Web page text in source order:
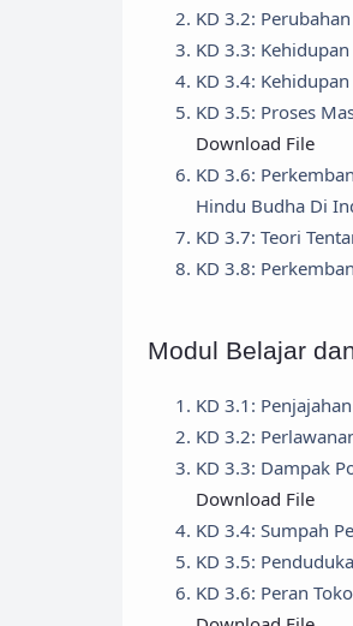
KD 3.2:
KD 3.3:
KD 3.4:
KD 3.5: Proses
Download File
KD 3.6:
Hindu Budha Di
KD 3.7: Teori
KD 3.8:
Modul Belajar
KD 3.1:
KD 3.2:
KD 3.3: Dampak
Download File
KD 3.4: Sumpah
KD 3.5:
KD 3.6: Peran